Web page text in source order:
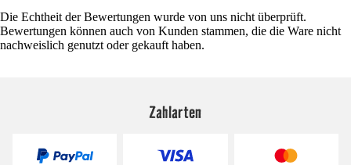
Die Echtheit der Bewertungen wurde von uns nicht überprüft.
Bewertungen können auch von Kunden stammen, die die Ware nicht
nachweislich genutzt oder gekauft haben.
Zahlarten